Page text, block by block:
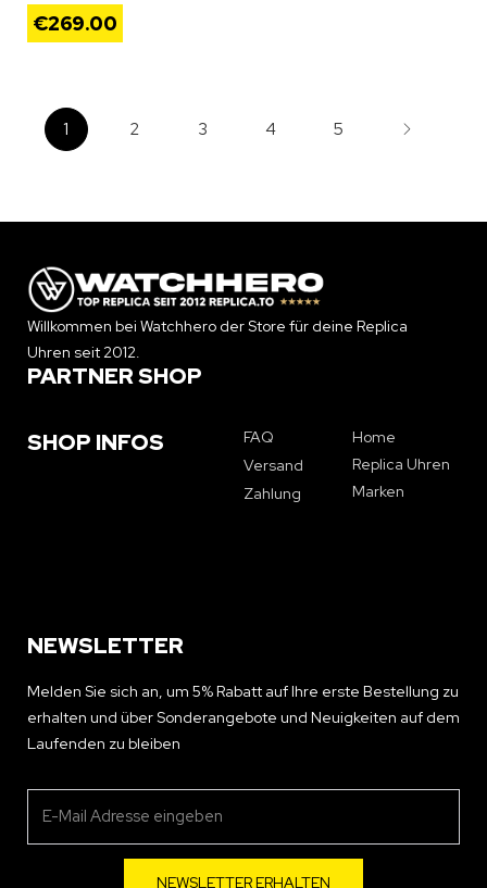
€269.00
1 2 3 4 5
Willkommen bei Watchhero der Store für deine Replica
Uhren seit 2012.
PARTNER SHOP
SHOP INFOS
FAQ
Versand
Zahlung
Home
Replica Uhren
Marken
NEWSLETTER
Melden Sie sich an, um 5% Rabatt auf Ihre erste Bestellung zu
erhalten und über Sonderangebote und Neuigkeiten auf dem
Laufenden zu bleiben
NEWSLETTER ERHALTEN